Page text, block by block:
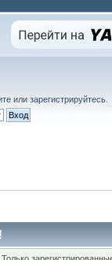
или зарегистрируйтесь